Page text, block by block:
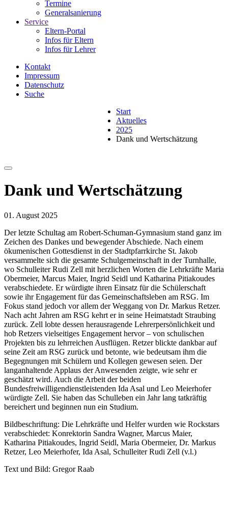
Termine
Generalsanierung
Service
Eltern-Portal
Infos für Eltern
Infos für Lehrer
Kontakt
Impressum
Datenschutz
Suche
Start
Aktuelles
2025
Dank und Wertschätzung
Dank und Wertschätzung
01. August 2025
Der letzte Schultag am Robert-Schuman-Gymnasium stand ganz im
Zeichen des Dankes und bewegender Abschiede. Nach einem
ökumenischen Gottesdienst in der Stadtpfarrkirche St. Jakob
versammelte sich die gesamte Schulgemeinschaft in der Turnhalle,
wo Schulleiter Rudi Zell mit herzlichen Worten die Lehrkräfte Maria
Obermeier, Marcus Maier, Ingrid Seidl und Katharina Pitiakoudes
verabschiedete. Er würdigte ihren Einsatz für die Schülerschaft
sowie ihr Engagement für das Gemeinschaftsleben am RSG. Im
Fokus stand jedoch vor allem der Weggang von Dr. Markus Retzer.
Nach acht Jahren am RSG kehrt er in seine Heimatstadt Straubing
zurück. Zell lobte dessen herausragende Lehrerpersönlichkeit und
hob Retzers vielseitiges Engagement hervor – von schulischen
Projekten bis zu lehrreichen Ausflügen. Retzer blickte dankbar auf
seine Zeit am RSG zurück und betonte, wie bedeutsam ihm die
Begegnungen mit Schülern und Kollegen gewesen seien. Der
langanhaltende Applaus der Anwesenden zeigte, wie sehr er
geschätzt wird. Auch die Arbeit der beiden
Bundesfreiwilligendienstleistenden Ida Asal und Leo Meierhofer
würdigte Zell. Sie haben das Schulleben ein Jahr lang tatkräftig
bereichert und beginnen nun ein Studium.
Bildbeschriftung: Die Lehrkräfte und Helfer wurden wie Rockstars
verabschiedet: Konrektorin Sandra Wagner, Marcus Maier,
Katharina Pitiakoudes, Ingrid Seidl, Maria Obermeier, Dr. Markus
Retzer, Leo Meierhofer, Ida Asal, Schulleiter Rudi Zell (v.l.)
Text und Bild: Gregor Raab